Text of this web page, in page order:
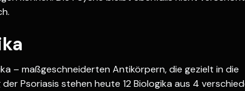
– maßgeschneiderten Antikörpern, die gezielt in die
Psoriasis stehen heute 12 Biologika aus 4